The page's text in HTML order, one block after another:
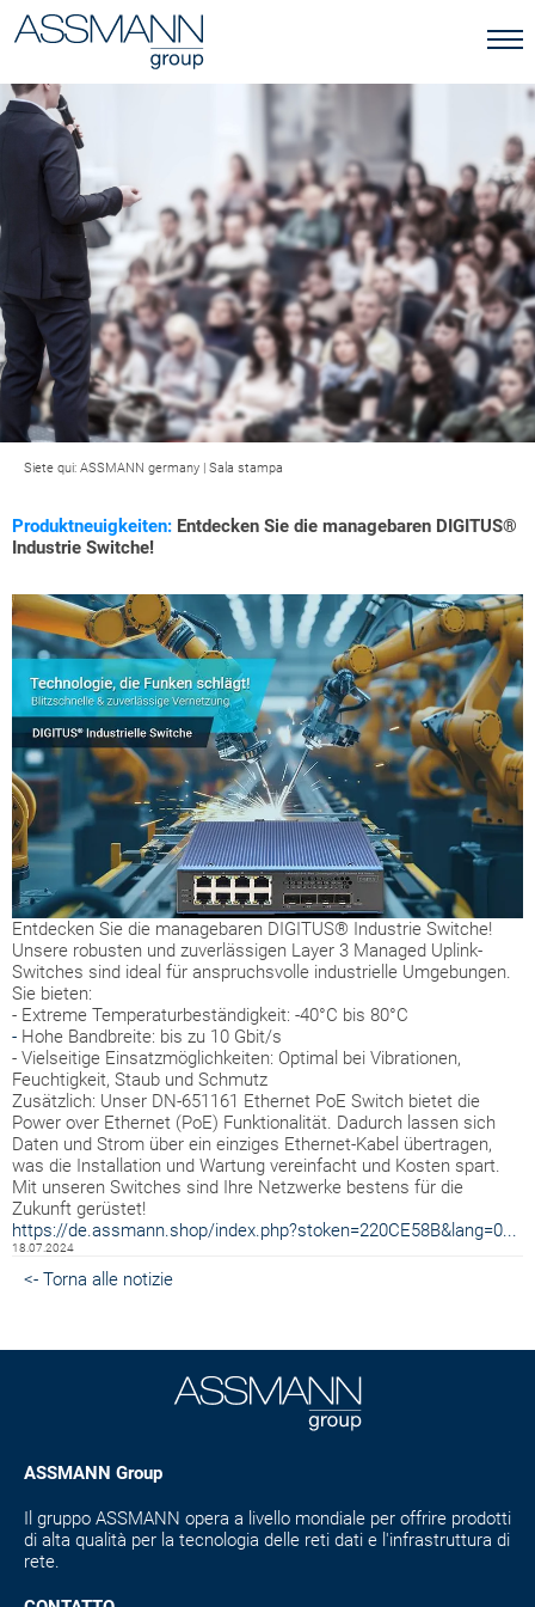
Siete qui: ASSMANN germany | Sala stampa
Produktneuigkeiten: Entdecken Sie die managebaren DIGITUS®
Industrie Switche!
Entdecken Sie die managebaren DIGITUS® Industrie Switche!
Unsere robusten und zuverlässigen Layer 3 Managed Uplink-
Switches sind ideal für anspruchsvolle industrielle Umgebungen.
Sie bieten:
- Extreme Temperaturbeständigkeit: -40°C bis 80°C
- Hohe Bandbreite: bis zu 10 Gbit/s
- Vielseitige Einsatzmöglichkeiten: Optimal bei Vibrationen,
Feuchtigkeit, Staub und Schmutz
Zusätzlich: Unser DN-651161 Ethernet PoE Switch bietet die
Power over Ethernet (PoE) Funktionalität. Dadurch lassen sich
Daten und Strom über ein einziges Ethernet-Kabel übertragen,
was die Installation und Wartung vereinfacht und Kosten spart.
Mit unseren Switches sind Ihre Netzwerke bestens für die
Zukunft gerüstet!
https://de.assmann.shop/index.php?stoken=220CE58B&lang=0...
18.07.2024
<- Torna alle notizie
ASSMANN Group
Il gruppo ASSMANN opera a livello mondiale per offrire prodotti
di alta qualità per la tecnologia delle reti dati e l'infrastruttura di
rete.